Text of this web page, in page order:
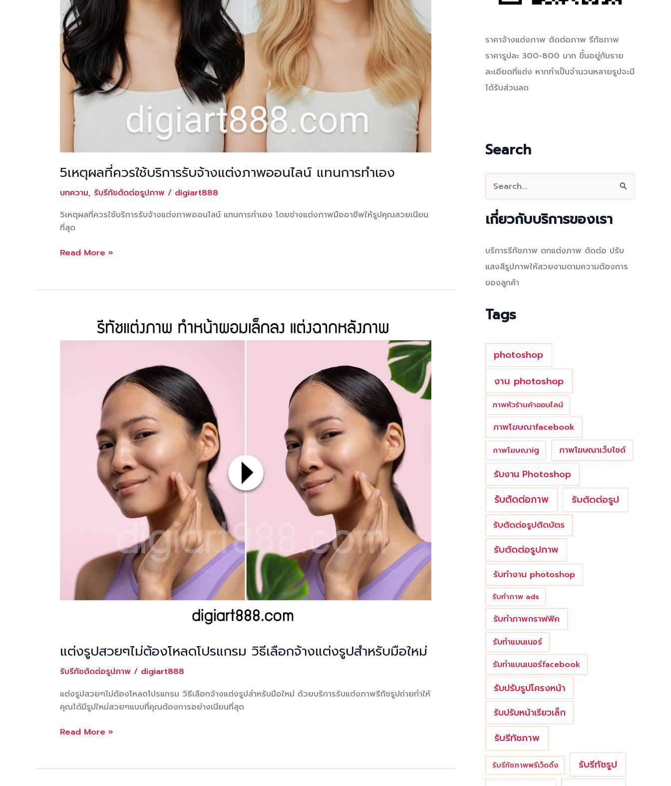
5เหตุผลที่ควรใช้บริการรับจ้างแต่งภาพออนไลน์ แทนการทำเอง
บทความ, รับรีทัชตัดต่อรูปภาพ / digiart888
5เหตุผลที่ควรใช้บริการรับจ้างแต่งภาพออนไลน์ แทนการทำเอง โดยช่างแต่งภาพมืออาชีพให้รูปคุณสวยเนียน
ที่สุด
5เหตุผล
ใช้
ภาพ
Read More »
แต่งรูปสวยๆไม่ต้องโหลดโปรแกรม วิธีเลือกจ้างแต่งรูปสำหรับมือใหม่
รับรีทัชตัดต่อรูปภาพ / digiart888
แต่งรูปสวยๆไม่ต้องโหลดโปรแกรม วิธีเลือกจ้างแต่งรูปสำหรับมือใหม่ ด้วยบริการรับแต่งภาพรีทัชรูปถ่ายทำให้
คุณได้มีรูปใหม่สวยๆแบบที่คุณต้องการอย่างเนียนที่สุด
แต่ง
ไม่
Read More »
ราคาจ้างแต่งภาพ ตัดต่อภาพ รีทัชภาพ
ราคารูปละ 300-800 บาท ขึ้นอยู่กับราย
ละเอียดที่แต่ง หากทำเป็นจำนวนหลายรูปจะมี
ได้รับส่วนลด
Search
e
a
r
เกี่ยวกับบริการของเรา
บริการรีทัชภาพ ตกแต่งภาพ ตัดต่อ ปรับ
แสงสีรูปภาพให้สวยงามตามความต้องการ
ของลูกค้า
Tags
photoshop
งาน photoshop
ภาพหัวร้านค้าออนไลน์
ภาพโฆษณาfacebook
ภาพโฆษณาig ภาพโฆษณาเว็บไซต์
รับงาน Photoshop
รับตัดต่อภาพ รับตัดต่อรูป
รับตัดต่อรูปติดบัตร
รับตัดต่อรูปภาพ
รับทำงาน photoshop
รับทำภาพ ads
รับทำภาพกราฟฟิค
รับทำแบนเนอร์
รับทำแบนเนอร์facebook
รับปรับรูปโครงหน้า
รับปรับหน้าเรียวเล็ก
รับรีทัชภาพ
รับรีทัชภาพพรีเว็ดดิ้ง รับรีทัชรูป